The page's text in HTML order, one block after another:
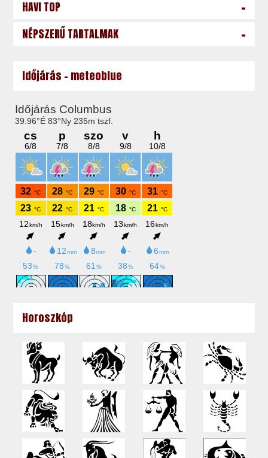
HAVI TOP -
NÉPSZERŰ TARTALMAK -
Időjárás - meteoblue
Horoszkóp